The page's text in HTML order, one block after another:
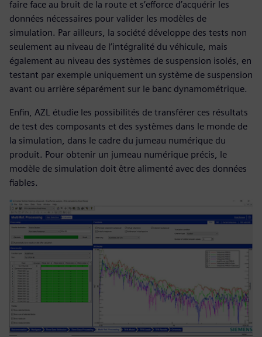
faire face au bruit de la route et s’efforce d’acquérir les
données nécessaires pour valider les modèles de
simulation. Par ailleurs, la société développe des tests non
seulement au niveau de l’intégralité du véhicule, mais
également au niveau des systèmes de suspension isolés, en
testant par exemple uniquement un système de suspension
avant ou arrière séparément sur le banc dynamométrique.
Enfin, AZL étudie les possibilités de transférer ces résultats
de test des composants et des systèmes dans le monde de
la simulation, dans le cadre du jumeau numérique du
produit. Pour obtenir un jumeau numérique précis, le
modèle de simulation doit être alimenté avec des données
fiables.